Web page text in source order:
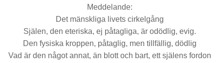
Meddelande:
Det mänskliga livets cirkelgång
Själen, den eteriska, ej påtagliga, är odödlig, evig.
Den fysiska kroppen, påtaglig, men tillfällig, dödlig
Vad är den något annat, än blott och bart, ett själens fordon